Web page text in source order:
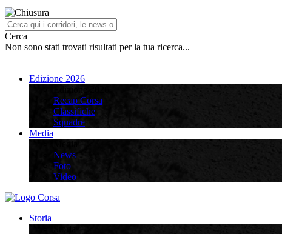
Cerca
Non sono stati trovati risultati per la tua ricerca...
Edizione 2026
Recap Corsa
Classifiche
Squadre
Media
News
Foto
Video
Storia